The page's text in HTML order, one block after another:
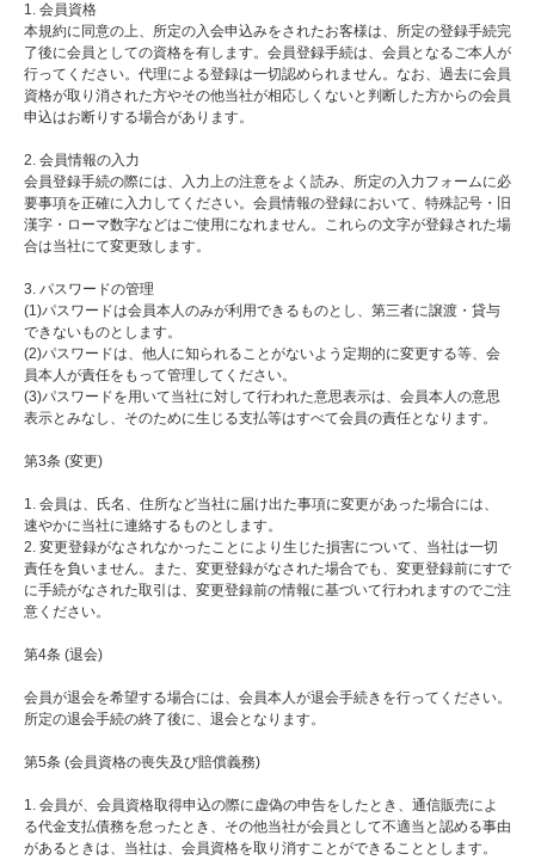
1. 会員資格
本規約に同意の上、所定の入会申込みをされたお客様は、所定の登録手続完
了後に会員としての資格を有します。会員登録手続は、会員となるご本人が
行ってください。代理による登録は一切認められません。なお、過去に会員
資格が取り消された方やその他当社が相応しくないと判断した方からの会員
申込はお断りする場合があります。
2. 会員情報の入力
会員登録手続の際には、入力上の注意をよく読み、所定の入力フォームに必
要事項を正確に入力してください。会員情報の登録において、特殊記号・旧
漢字・ローマ数字などはご使用になれません。これらの文字が登録された場
合は当社にて変更致します。
3. パスワードの管理
(1)パスワードは会員本人のみが利用できるものとし、第三者に譲渡・貸与
できないものとします。
(2)パスワードは、他人に知られることがないよう定期的に変更する等、会
員本人が責任をもって管理してください。
(3)パスワードを用いて当社に対して行われた意思表示は、会員本人の意思
表示とみなし、そのために生じる支払等はすべて会員の責任となります。
第3条 (変更)
1. 会員は、氏名、住所など当社に届け出た事項に変更があった場合には、
速やかに当社に連絡するものとします。
2. 変更登録がなされなかったことにより生じた損害について、当社は一切
責任を負いません。また、変更登録がなされた場合でも、変更登録前にすで
に手続がなされた取引は、変更登録前の情報に基づいて行われますのでご注
意ください。
第4条 (退会)
会員が退会を希望する場合には、会員本人が退会手続きを行ってください。
所定の退会手続の終了後に、退会となります。
第5条 (会員資格の喪失及び賠償義務)
1. 会員が、会員資格取得申込の際に虚偽の申告をしたとき、通信販売によ
る代金支払債務を怠ったとき、その他当社が会員として不適当と認める事由
があるときは、当社は、会員資格を取り消すことができることとします。